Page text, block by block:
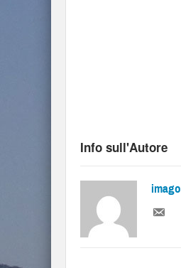
Info sull'Autore
imago